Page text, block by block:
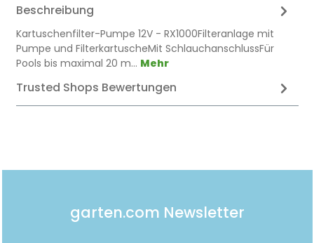
Beschreibung
Kartuschenfilter-Pumpe 12V - RX1000Filteranlage mit
Pumpe und FilterkartuscheMit SchlauchanschlussFür
Pools bis maximal 20 m… Mehr
Trusted Shops Bewertungen
garten.com Newsletter